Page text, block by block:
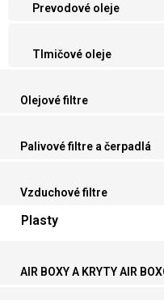
Prevodové oleje
Tlmičové oleje
Olejové filtre
Palivové filtre a čerpadlá
Vzduchové filtre
Plasty
AIR BOXY A KRYTY AIR